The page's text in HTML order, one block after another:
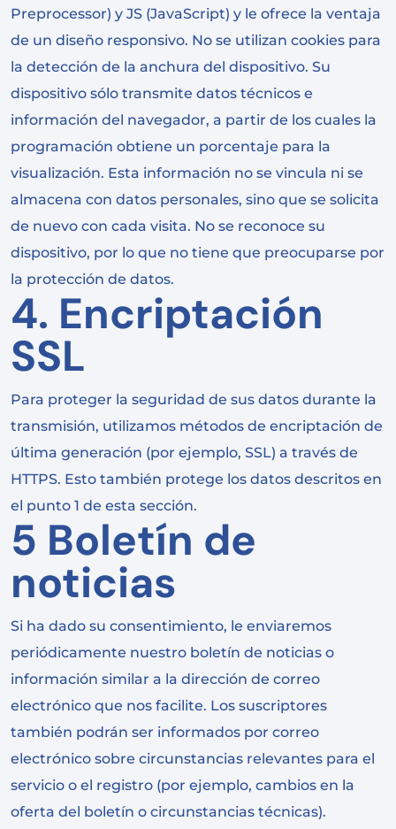
Preprocessor) y JS (JavaScript) y le ofrece la ventaja
de un diseño responsivo. No se utilizan cookies para
la detección de la anchura del dispositivo. Su
dispositivo sólo transmite datos técnicos e
información del navegador, a partir de los cuales la
programación obtiene un porcentaje para la
visualización. Esta información no se vincula ni se
almacena con datos personales, sino que se solicita
de nuevo con cada visita. No se reconoce su
dispositivo, por lo que no tiene que preocuparse por
la protección de datos.
4. Encriptación
SSL
Para proteger la seguridad de sus datos durante la
transmisión, utilizamos métodos de encriptación de
última generación (por ejemplo, SSL) a través de
HTTPS. Esto también protege los datos descritos en
el punto 1 de esta sección.
5 Boletín de
noticias
Si ha dado su consentimiento, le enviaremos
periódicamente nuestro boletín de noticias o
información similar a la dirección de correo
electrónico que nos facilite. Los suscriptores
también podrán ser informados por correo
electrónico sobre circunstancias relevantes para el
servicio o el registro (por ejemplo, cambios en la
oferta del boletín o circunstancias técnicas).